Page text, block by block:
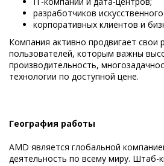
разработчиков
корпоративных клиентов и
Компания активно продвигает свои
пользователей, которым важны
производительность,
технологии по доступной цене.
География работы
AMD является глобальной
деятельность по всему миру. Штаб-